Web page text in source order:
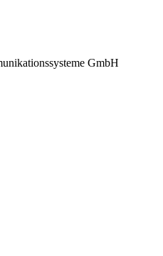
GmbH